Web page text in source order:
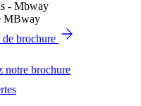
MBway
brochure
notre brochure